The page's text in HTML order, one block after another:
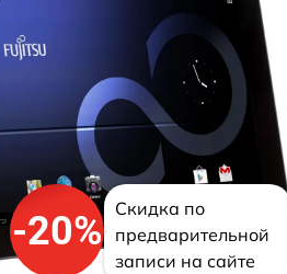
-20%
Скидка по
предварительной
записи на сайте